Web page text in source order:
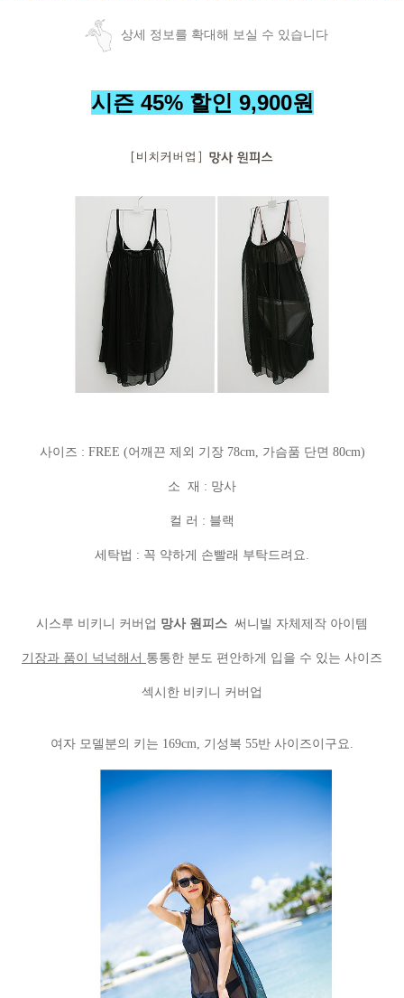
상세 정보를 확대해 보실 수 있습니다
시즌 45% 할인 9,900원
사이즈 : FREE (어깨끈 제외 기장 78cm, 가슴품 단면 80cm)
소 재 : 망사
컬 러 : 블랙
세탁법 : 꼭 약하게 손빨래 부탁드려요.
시스루 비키니 커버업 망사 원피스 써니빌 자체제작 아이템
기장과 품이 넉넉해서 통통한 분도 편안하게 입을 수 있는 사이즈
섹시한 비키니 커버업
여자 모델분의 키는 169cm, 기성복 55반 사이즈이구요.